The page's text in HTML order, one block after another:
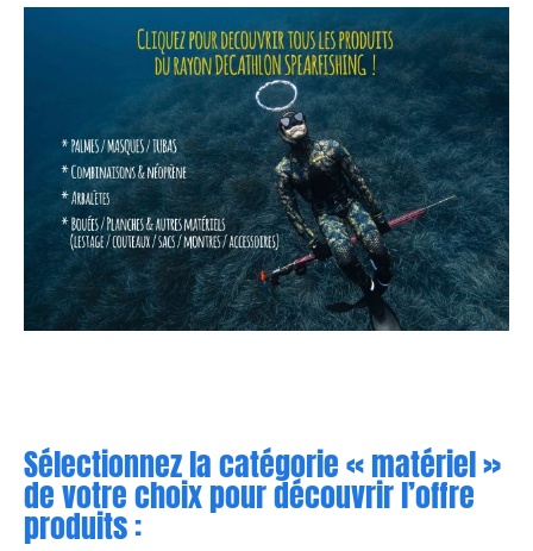
Sélectionnez la catégorie « matériel »
de votre choix pour découvrir l’offre
produits :